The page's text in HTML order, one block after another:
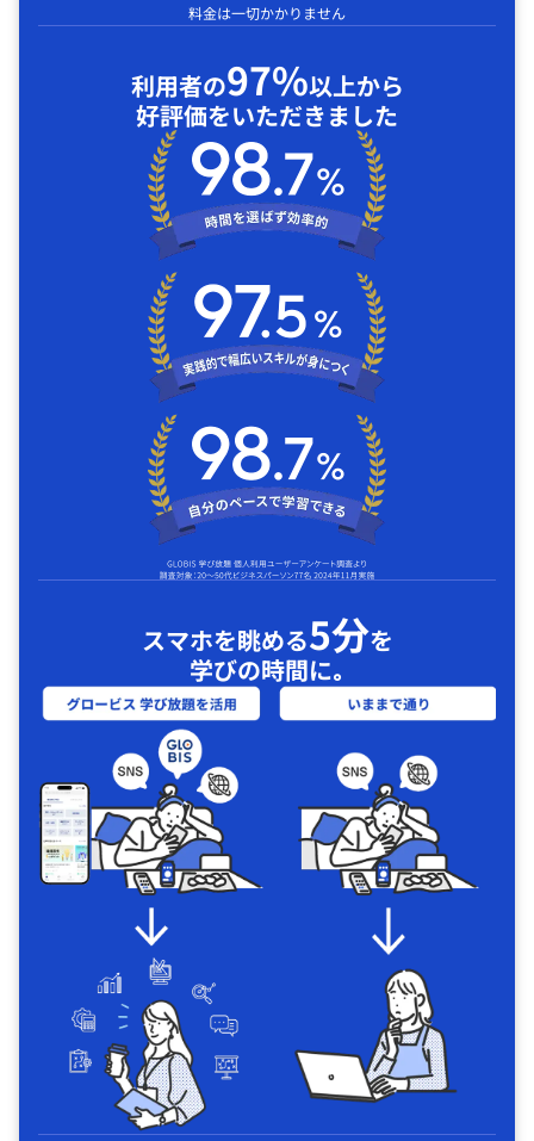
料金は一切かかりません
利用者の97%以上から
好評価をいただきました
スマホを眺める5分を
学びの時間に｡